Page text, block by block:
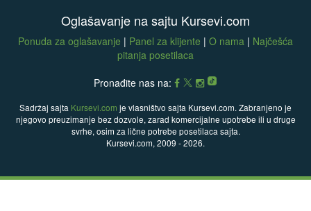
Oglašavanje na sajtu Kursevi.com
Ponuda za oglašavanje | Panel za klijente | O nama | Najčešća
pitanja posetilaca
Pronađite nas na:
Sadržaj sajta Kursevi.com je vlasništvo sajta Kursevi.com. Zabranjeno je
njegovo preuzimanje bez dozvole, zarad komercijalne upotrebe ili u druge
svrhe, osim za lične potrebe posetilaca sajta.
Kursevi.com, 2009 - 2026.